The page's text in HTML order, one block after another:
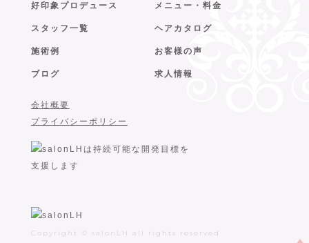
Copyright © salonLH all rights reserved
好印象プロデュース メニュー・料金
スタッフ一覧 ヘアカタログ
施術例 お客様の声
ブログ 求人情報
会社概要
プライバシーポリシー